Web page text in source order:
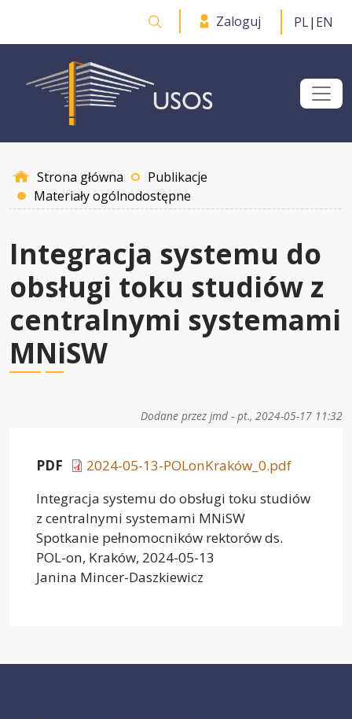
Przejdź do treści
Otwórz wyszukiwarkę
Zaloguj PL| EN
Strona główna
Publikacje
Materiały ogólnodostępne
Integracja systemu do
obsługi toku studiów z
centralnymi systemami
MNiSW
Dodane przez jmd - pt., 2024-05-17 11:32
PDF
2024-05-13-POLonKraków_0.pdf
Integracja systemu do obsługi toku studiów
z centralnymi systemami MNiSW
Spotkanie pełnomocników rektorów ds.
POL-on, Kraków, 2024-05-13
Janina Mincer-Daszkiewicz